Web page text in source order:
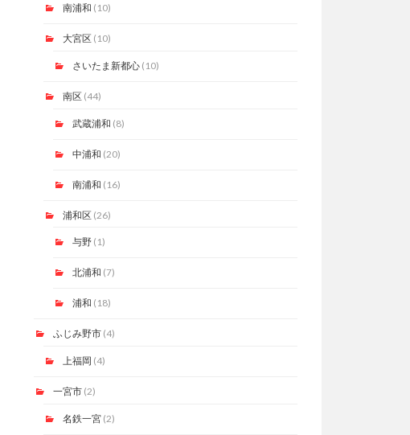
南浦和 (10)
大宮区(10)
さいたま新都心(10)
南区(44)
武蔵浦和 (8)
中浦和 (20)
南浦和 (16)
浦和区(26)
与野(1)
北浦和 (7)
浦和 (18)
ふじみ野市(4)
上福岡 (4)
一宮市(2)
名鉄一宮(2)